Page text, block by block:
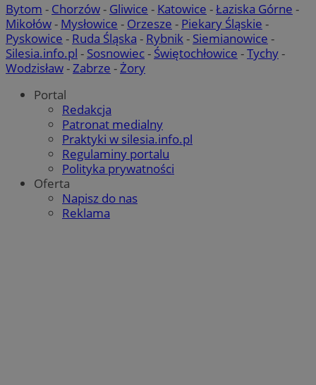
Bytom - Chorzów- Gliwice - Katowice -Łaziska Górne -
Mikołów- Mysłowice - Orzesze - Piekary Śląskie -
Pyskowice - Ruda Śląska - Rybnik- Siemianowice -
Silesia.info.pl - Sosnowiec- Świętochłowice -Tychy-
Wodzisław-Zabrze -Żory
Portal
Redakcja
Patronat medialny
Praktyki w silesia.info.pl
Regulaminy portalu
Polityka prywatności
Oferta
Napisz do nas
Reklama